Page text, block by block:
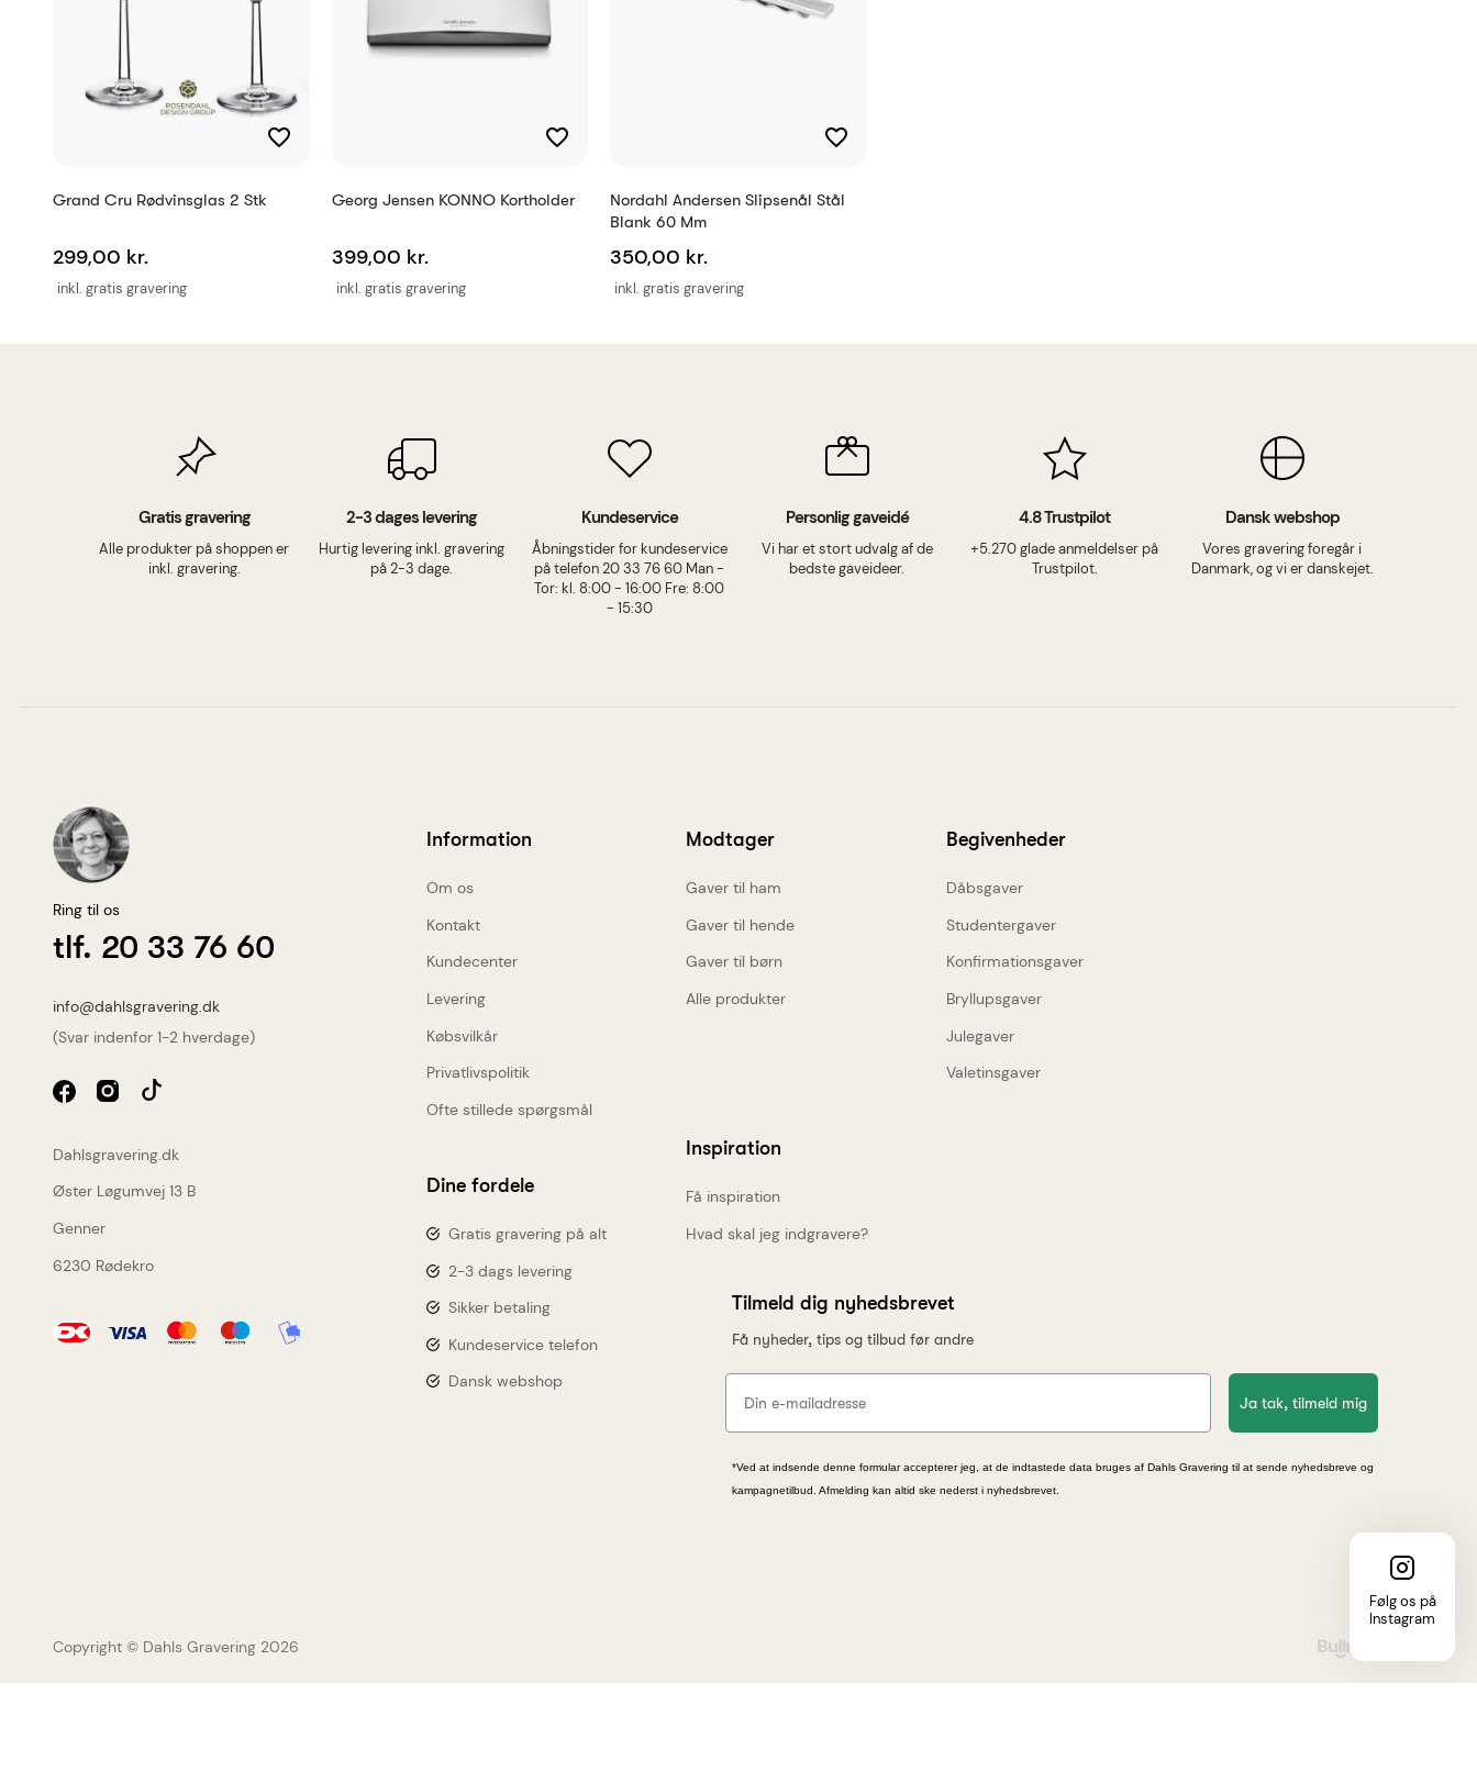
Grand Cru Rødvinsglas 2 Stk
inkl. gratis gravering
299,00 kr.
Georg Jensen KONNO Kortholder
inkl. gratis gravering
399,00 kr.
Nordahl Andersen Slipsenål Stål
Blank 60 Mm
inkl. gratis gravering
350,00 kr.
Gratis gravering
Alle produkter på shoppen er
inkl. gravering.
2-3 dages levering
Hurtig levering inkl. gravering
på 2-3 dage.
Kundeservice
Åbningstider for kundeservice
på telefon 20 33 76 60 Man -
Tor: kl. 8:00 - 16:00 Fre: 8:00
- 15:30
Personlig gaveidé
Vi har et stort udvalg af de
bedste gaveideer.
4.8 Trustpilot
+5.270 glade anmeldelser på
Trustpilot.
Dansk webshop
Vores gravering foregår i
Danmark, og vi er danskejet.
Ring til os
tlf. 20 33 76 60
info@dahlsgravering.dk
(Svar indenfor 1-2 hverdage)
Dahlsgravering.dk
Øster Løgumvej 13 B
Genner
6230 Rødekro
Information
Om os
Kontakt
Kundecenter
Levering
Købsvilkår
Privatlivspolitik
Ofte stillede spørgsmål
Dine fordele
Gratis gravering på alt
2-3 dags levering
Sikker betaling
Kundeservice telefon
Dansk webshop
Modtager
Gaver til ham
Gaver til hende
Gaver til børn
Alle produkter
Begivenheder
Dåbsgaver
Studentergaver
Konfirmationsgaver
Bryllupsgaver
Julegaver
Valetinsgaver
Inspiration
Få inspiration
Hvad skal jeg indgravere?
Tilmeld dig nyhedsbrevet
Få nyheder, tips og tilbud før andre
Ja tak, tilmeld mig
*Ved at indsende denne formular accepterer jeg, at de indtastede data bruges af Dahls Gravering til at sende nyhedsbreve og
kampagnetilbud. Afmelding kan altid ske nederst i nyhedsbrevet.
Copyright © Dahls Gravering 2026
Følg os på
Instagram
lodtrækningen om Mojo aben fra Spring
Copenhagen (værdi 599 kr.)